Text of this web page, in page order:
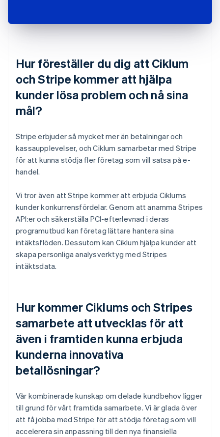
Hur föreställer du dig att Ciklum
och Stripe kommer att hjälpa
kunder lösa problem och nå sina
mål?
Stripe erbjuder så mycket mer än betalningar och
kassaupplevelser, och Ciklum samarbetar med Stripe
för att kunna stödja fler företag som vill satsa på e-
handel.
Vi tror även att Stripe kommer att erbjuda Ciklums
kunder konkurrensfördelar. Genom att anamma Stripes
API:er och säkerställa PCI-efterlevnad i deras
programutbud kan företag lättare hantera sina
intäktsflöden. Dessutom kan Ciklum hjälpa kunder att
skapa personliga analysverktyg med Stripes
intäktsdata.
Hur kommer Ciklums och Stripes
samarbete att utvecklas för att
även i framtiden kunna erbjuda
kunderna innovativa
betallösningar?
Vår kombinerade kunskap om delade kundbehov ligger
till grund för vårt framtida samarbete. Vi är glada över
att få jobba med Stripe för att stödja företag som vill
accelerera sin anpassning till den nya finansiella